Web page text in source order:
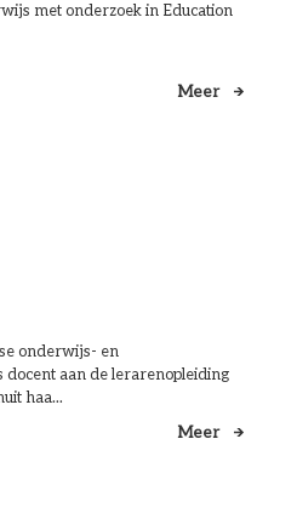
met onderzoek in Education
Meer
onderwijs- en
aan de lerarenopleiding
haa...
Meer